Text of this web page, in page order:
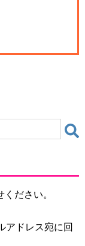
ださい。
アドレス宛に回